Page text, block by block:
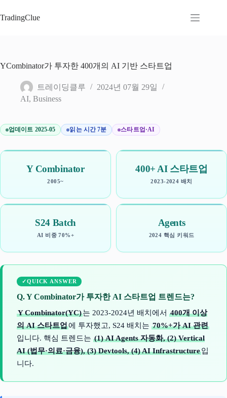
문
뛰
TradingClue
YCombinator가 투자한 400개의 AI 기반 스타트업
트레이딩클루
2024년 07월 29일
AI, Business
업데이트 2025-05 읽는 시간 7분 스타트업·AI
Y Combinator
2005~
400+ AI 스타트업
2023-2024 배치
S24 Batch
AI 비중 70%+
Agents
2024 핵심 키워드
QUICK ANSWER
Q. Y Combinator가 투자한 AI 스타트업 트렌드는?
Y Combinator(YC)는 2023-2024년 배치에서 400개 이상
의 AI 스타트업에 투자했고, S24 배치는 70%+가 AI 관련
입니다. 핵심 트렌드는 (1) AI Agents 자동화, (2) Vertical
AI (법무·의료·금융), (3) Devtools, (4) AI Infrastructure입
니다.